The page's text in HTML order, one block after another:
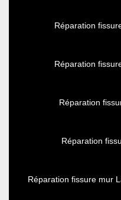
Réparation
Réparation
Réparation
Réparation
Réparation fissure mur